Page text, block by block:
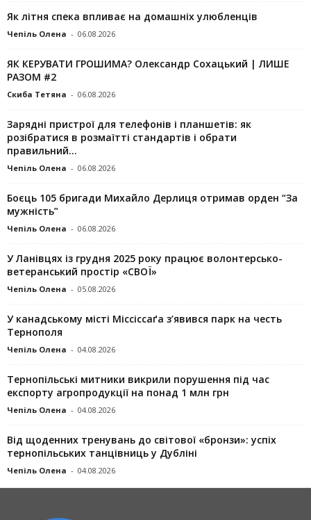
Як літня спека впливає на домашніх улюбленців
Чепіль Олена - 06.08.2026
ЯК КЕРУВАТИ ГРОШИМА? Олександр Сохацький | ЛИШЕ
РАЗОМ #2
Скиба Тетяна - 06.08.2026
Зарядні пристрої для телефонів і планшетів: як
розібратися в розмаїтті стандартів і обрати
правильний...
Чепіль Олена - 06.08.2026
Боєць 105 бригади Михайло Дерлиця отримав орден “За
мужність”
Чепіль Олена - 06.08.2026
У Ланівцях із грудня 2025 року працює волонтерсько-
ветеранський простір «СВОЇ»
Чепіль Олена - 05.08.2026
У канадському місті Міссіссаґа з’явився парк на честь
Тернополя
Чепіль Олена - 04.08.2026
Тернопільські митники викрили порушення під час
експорту агропродукції на понад 1 млн грн
Чепіль Олена - 04.08.2026
Від щоденних тренувань до світової «бронзи»: успіх
тернопільських танцівниць у Дубліні
Чепіль Олена - 04.08.2026